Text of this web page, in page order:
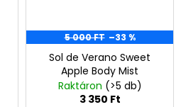
5 000 FT –33 %
Sol de Verano Sweet
Apple Body Mist
Raktáron (>5 db)
3 350 Ft